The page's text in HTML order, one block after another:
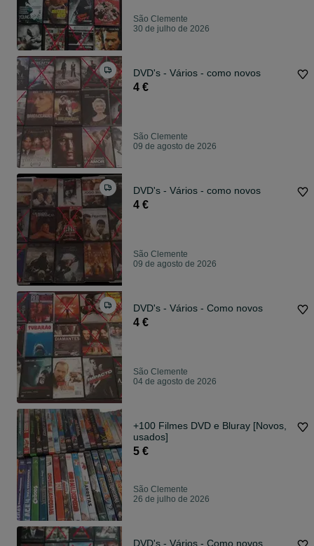
São Clemente
30 de julho de 2026
DVD's - Vários - como novos
4 €
São Clemente
09 de agosto de 2026
DVD's - Vários - como novos
4 €
São Clemente
09 de agosto de 2026
DVD's - Vários - Como novos
4 €
São Clemente
04 de agosto de 2026
+100 Filmes DVD e Bluray [Novos,
usados]
5 €
São Clemente
26 de julho de 2026
DVD's - Vários - Como novos